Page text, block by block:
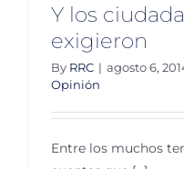
Y los
exigieron
By RRC | agosto 6,
Opinión
Entre los muchos